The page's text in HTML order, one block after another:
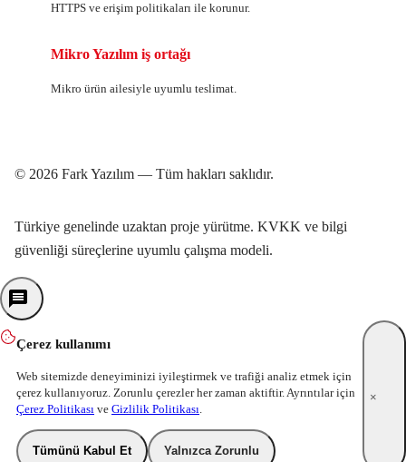
HTTPS ve erişim politikaları ile korunur.
Mikro Yazılım iş ortağı
Mikro ürün ailesiyle uyumlu teslimat.
© 2026 Fark Yazılım — Tüm hakları saklıdır.
Türkiye genelinde uzaktan proje yürütme. KVKK ve bilgi
güvenliği süreçlerine uyumlu çalışma modeli.
Çerez kullanımı
Web sitemizde deneyiminizi iyileştirmek ve trafiği analiz etmek için
çerez kullanıyoruz. Zorunlu çerezler her zaman aktiftir. Ayrıntılar için
Çerez Politikası ve Gizlilik Politikası.
Tümünü Kabul Et Yalnızca Zorunlu
×